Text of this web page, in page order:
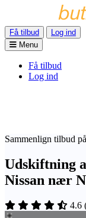
Få tilbud
Log ind
Menu
Få tilbud
Log ind
Sammenlign tilbud på
Udskiftning
Nissan nær
4.6